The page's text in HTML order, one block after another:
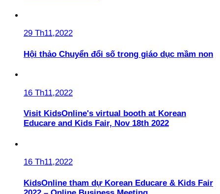
29 Th11,2022
Hội thảo Chuyển đổi số trong giáo dục mầm non
16 Th11,2022
Visit KidsOnline's virtual booth at Korean
Educare and Kids Fair, Nov 18th 2022
16 Th11,2022
KidsOnline tham dự Korean Educare & Kids Fair